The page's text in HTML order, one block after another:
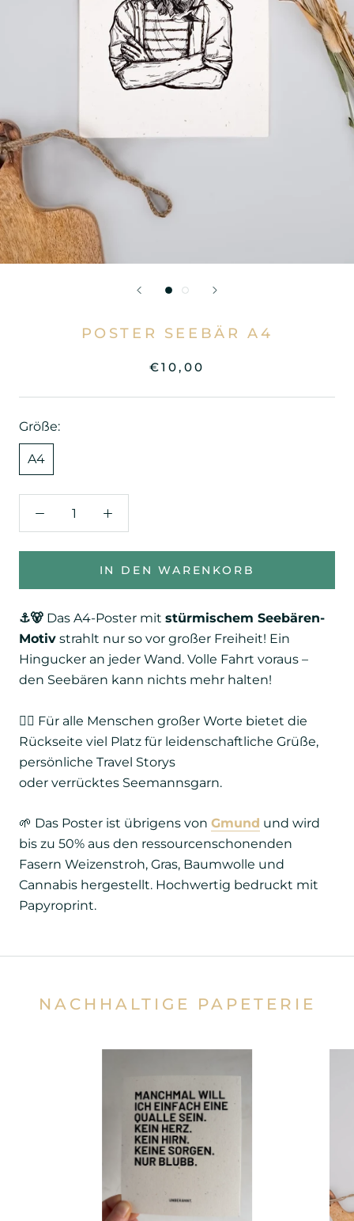
POSTER SEEBÄR A4
€10,00
Größe:
A4
IN DEN WARENKORB
⚓️🐻 Das A4-Poster mit stürmischem Seebären-
Motiv strahlt nur so vor großer Freiheit! Ein
Hingucker an jeder Wand. Volle Fahrt voraus –
den Seebären kann nichts mehr halten!
✍🏼 Für alle Menschen großer Worte bietet die
Rückseite viel Platz für leidenschaftliche Grüße,
persönliche Travel Storys
oder verrücktes Seemannsgarn.
🌱 Das Poster ist übrigens von Gmund und wird
bis zu 50% aus den ressourcenschonenden
Fasern Weizenstroh, Gras, Baumwolle und
Cannabis hergestellt. Hochwertig bedruckt mit
Papyroprint.
NACHHALTIGE PAPETERIE